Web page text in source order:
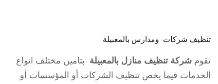
تنظيف شركات ومدارس بالمعبيلة
تقوم شركة تنظيف منازل بالمعبيلة بتامين مختلف انواع
الخدمات فيما يخص تنظيف الشركات أو المؤسسات أو